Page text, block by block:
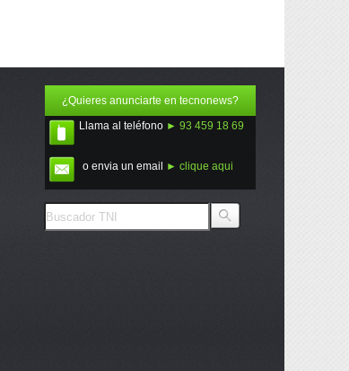
¿Quieres anunciarte en tecnonews?
Llama al teléfono ► 93 459 18 69
o envia un email ► clique aqui